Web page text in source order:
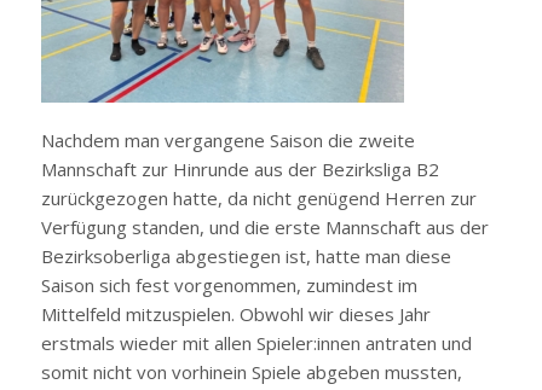
Nachdem man vergangene Saison die zweite
Mannschaft zur Hinrunde aus der Bezirksliga B2
zurückgezogen hatte, da nicht genügend Herren zur
Verfügung standen, und die erste Mannschaft aus der
Bezirksoberliga abgestiegen ist, hatte man diese
Saison sich fest vorgenommen, zumindest im
Mittelfeld mitzuspielen. Obwohl wir dieses Jahr
erstmals wieder mit allen Spieler:innen antraten und
somit nicht von vorhinein Spiele abgeben mussten,